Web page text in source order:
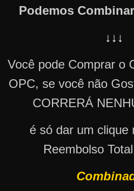
Podemos
↓↓↓
Você pode Comprar o
OPC, se você não
CORRERÁ
é só dar um clique
Reembolso